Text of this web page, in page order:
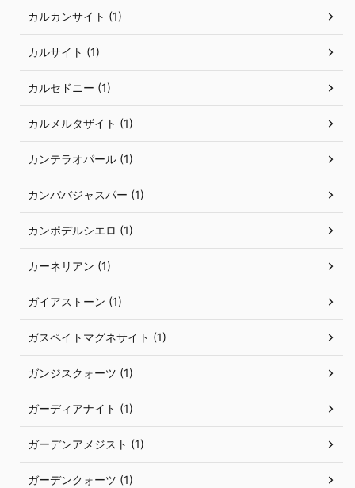
カルカンサイト (1)
カルサイト (1)
カルセドニー (1)
カルメルタザイト (1)
カンテラオパール (1)
カンババジャスパー (1)
カンポデルシエロ (1)
カーネリアン (1)
ガイアストーン (1)
ガスペイトマグネサイト (1)
ガンジスクォーツ (1)
ガーディアナイト (1)
ガーデンアメジスト (1)
ガーデンクォーツ (1)